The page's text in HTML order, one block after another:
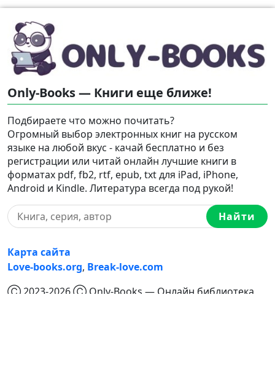
Only-Books — Книги еще ближе!
Подбираете что можно почитать?
Огромный выбор электронных книг на русском
языке на любой вкус - качай бесплатно и без
регистрации или читай онлайн лучшие книги в
форматах pdf, fb2, rtf, epub, txt для iPad, iPhone,
Android и Kindle. Литература всегда под рукой!
Найти
Карта сайта
Love-books.org, Break-love.com
Ⓒ 2023-2026 Ⓒ Only-Books — Онлайн библиотека